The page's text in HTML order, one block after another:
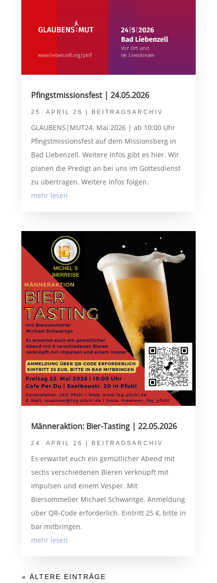
Pfingstmissionsfest | 24.05.2026
25. APRIL 26 | BEITRAGSARCHIV
GLAUBENS|MUT24. Mai 2026 | ab 10:00 Uhr
Pfingstmissionsfest auf dem Missionsberg in
Bad Liebenzell. Weitere Infos gibt es hier. Wir
planen die Predigt an bei uns im Gottesdienst
zu übertragen. Weitere Infos folgen.
mehr lesen
Männeraktion: Bier-Tasting | 22.05.2026
24. APRIL 26 BEITRAGSARCHIV
Es erwartet euch ein gemütlicher Abend mit
sechs verschiedenen Bieren verknüpft mit
Impulsen und einem Vesper. Mit
Biersommelier Michael Schwantge. Anmeldung
über QR-Code erforderlich. Eintritt 25 €, bitte in
bar mitbringen.
mehr lesen
« ÄLTERE EINTRÄGE